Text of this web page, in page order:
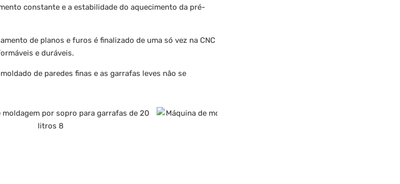
constante e a estabilidade do aquecimento da pré-
de planos e furos é finalizado de uma só vez na CNC
​​e duráveis.
de paredes finas e as garrafas leves não se